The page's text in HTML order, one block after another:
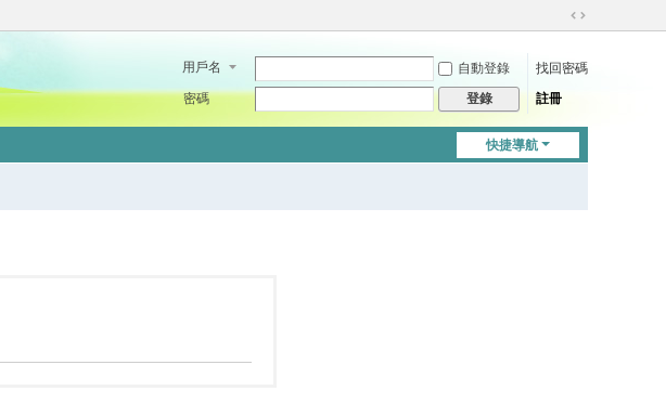
切
到
用戶名 自動登錄
找回密碼
密碼
登錄 註冊
快捷導航